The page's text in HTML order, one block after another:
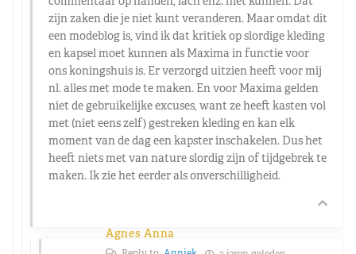
zijn zaken die je niet kunt veranderen. Maar omdat dit
een modeblog is, vind ik dat kritiek op slordige kleding
en kapsel moet kunnen als Maxima in functie voor
ons koningshuis is. Er verzorgd uitzien heeft voor mij
nl. alles met mode te maken. En voor Maxima gelden
niet de gebruikelijke excuses, want ze heeft kasten vol
met (niet eens zelf) gestreken kleding en kan elk
moment van de dag een kapster inschakelen. Dus het
heeft niets met van nature slordig zijn of tijdgebrek te
maken. Ik zie het eerder als onverschilligheid.
Agnes Anna